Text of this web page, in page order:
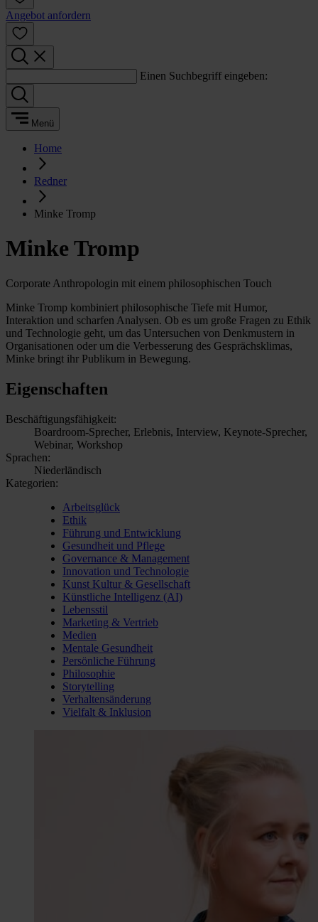
Angebot anfordern
Einen Suchbegriff eingeben:
Menü
Home
Redner
Minke Tromp
Minke Tromp
Corporate Anthropologin mit einem philosophischen Touch
Minke Tromp kombiniert philosophische Tiefe mit Humor,
Interaktion und scharfen Analysen. Ob es um große Fragen zu Ethik
und Technologie geht, um das Untersuchen von Denkmustern in
Organisationen oder um die Verbesserung des Gesprächsklimas,
Minke bringt ihr Publikum in Bewegung.
Eigenschaften
Beschäftigungsfähigkeit:
Boardroom-Sprecher, Erlebnis, Interview, Keynote-Sprecher,
Webinar, Workshop
Sprachen:
Niederländisch
Kategorien:
Arbeitsglück
Ethik
Führung und Entwicklung
Gesundheit und Pflege
Governance & Management
Innovation und Technologie
Kunst Kultur & Gesellschaft
Künstliche Intelligenz (AI)
Lebensstil
Marketing & Vertrieb
Medien
Mentale Gesundheit
Persönliche Führung
Philosophie
Storytelling
Verhaltensänderung
Vielfalt & Inklusion